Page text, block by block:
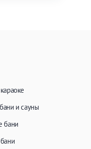
и сауны
бани